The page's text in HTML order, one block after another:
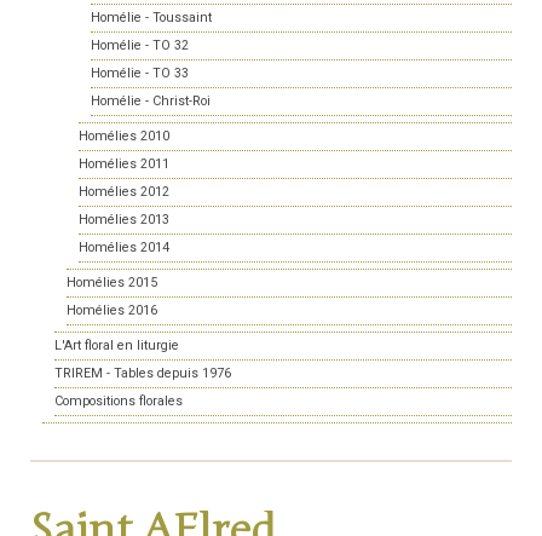
Homélie - Toussaint
Homélie - TO 32
Homélie - TO 33
Homélie - Christ-Roi
Homélies 2010
Homélies 2011
Homélies 2012
Homélies 2013
Homélies 2014
Homélies 2015
Homélies 2016
L'Art floral en liturgie
TRIREM - Tables depuis 1976
Compositions florales